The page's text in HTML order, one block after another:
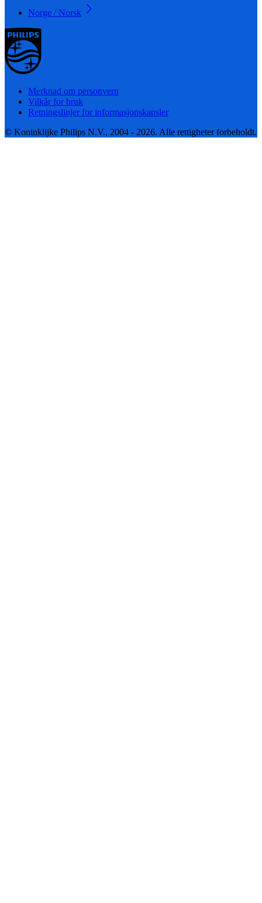
Norge / Norsk
Merknad om personvern
Vilkår for bruk
Retningslinjer for informasjonskapsler
© Koninklijke Philips N.V., 2004 - 2026. Alle rettigheter forbeholdt.